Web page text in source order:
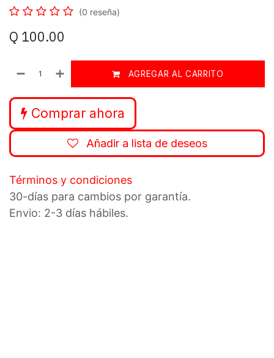
(0 reseña)
Q 100.00
AGREGAR AL CARRITO
Comprar ahora
Añadir a lista de deseos
Términos y condiciones
30-días para cambios por garantía.
Envio: 2-3 días hábiles.